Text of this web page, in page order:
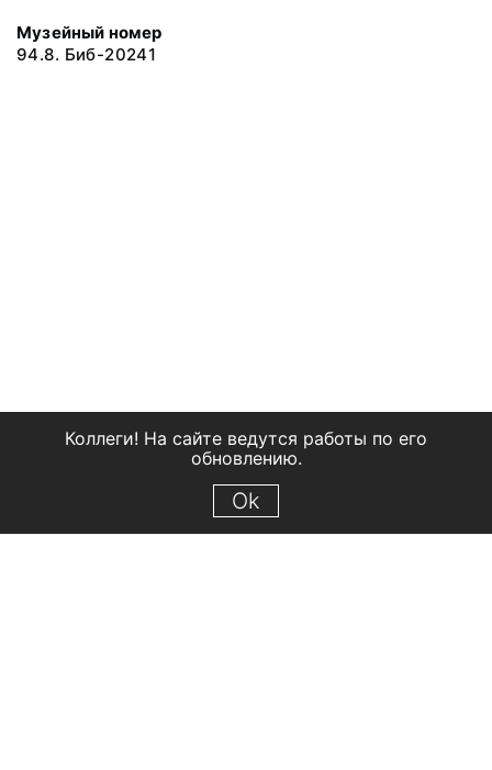
Музейный номер
94.8. Биб-20241
Коллеги! На сайте ведутся работы по его
обновлению.
Ok